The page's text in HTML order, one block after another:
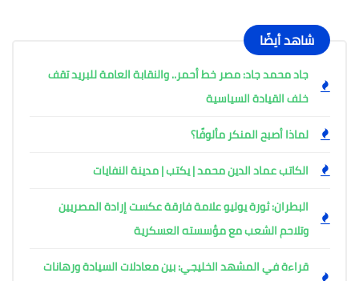
شاهد أيضًا
جاد محمد جاد: مصر خط أحمر.. والنقابة العامة للبريد تقف
خلف القيادة السياسية
لماذا أصبح المنكر مألوفًا؟
الكاتب عماد الدين محمد | يكتب | مدينة النفايات
البطران: ثورة يوليو علامة فارقة عكست إرادة المصريين
وتلاحم الشعب مع مؤسسته العسكرية
قراءة في المشهد الخليجي: بين معادلات السيادة ورهانات